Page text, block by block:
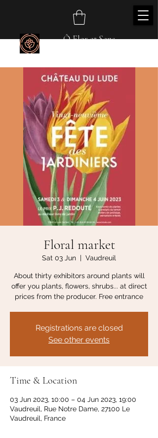
Ô Flor et Sens
Floral market
Sat 03 Jun
  |
Vaudreuil
About thirty exhibitors around plants will
offer you plants, flowers, shrubs... at direct
prices from the producer. Free entrance
Registrations are closed
See other events
Time & Location
03 Jun 2023, 10:00 – 04 Jun 2023, 19:00
Vaudreuil, Rue Notre Dame, 27100 Le
Vaudreuil, France